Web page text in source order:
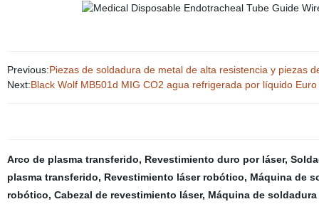
Previous:Piezas de soldadura de metal de alta resistencia y piezas
Next:Black Wolf MB501d MIG CO2 agua refrigerada por líquido
Arco de plasma transferido, Revestimiento duro por láser,
plasma transferido, Revestimiento láser robótico, Máquina de
robótico, Cabezal de revestimiento láser, Máquina de